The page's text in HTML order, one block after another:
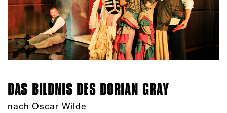
DAS BILDNIS DES DORIAN GRAY
nach Oscar Wilde